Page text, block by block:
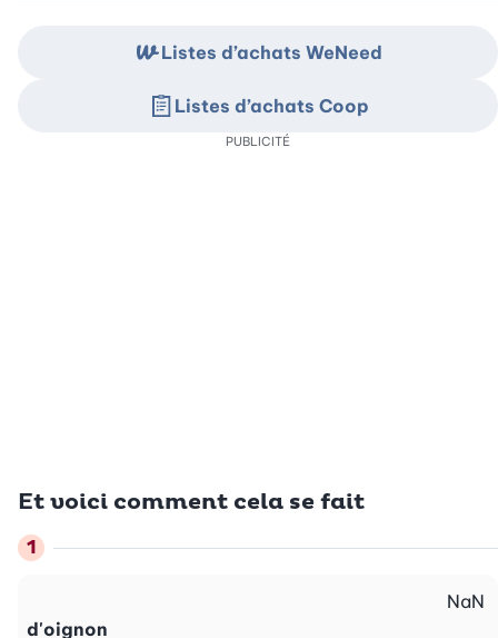
Et voici comment cela se fait
d'oignon
NaN
Listes d’achats WeNeed
Listes d’achats Coop
PUBLICITÉ